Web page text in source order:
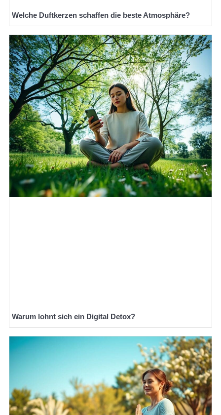
Welche Duftkerzen schaffen die beste Atmosphäre?
Warum lohnt sich ein Digital Detox?